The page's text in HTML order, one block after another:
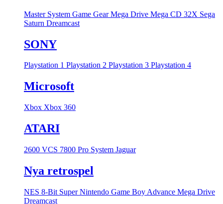
Master System Game GearMega Drive Mega CD 32X Sega
Saturn Dreamcast
SONY
Playstation 1 Playstation 2 Playstation 3 Playstation 4
Microsoft
Xbox Xbox 360
ATARI
2600 VCS 7800 Pro System Jaguar
Nya retrospel
NES 8-Bit Super Nintendo Game Boy Advance Mega Drive
Dreamcast